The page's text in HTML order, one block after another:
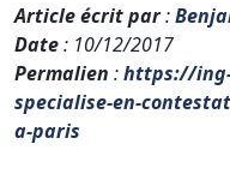
Article écrit par:
Date: 10/12/2017
Permalien :https://
specialise-en-
a-paris